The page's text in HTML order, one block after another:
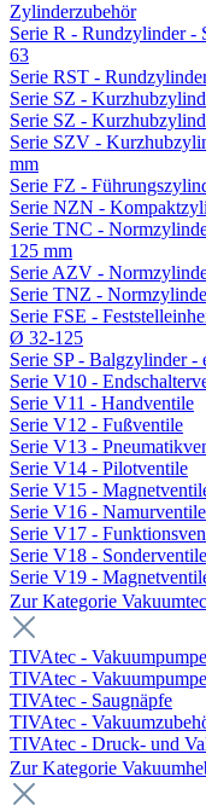
Zylinderzubehör
Serie R - Rundzylinder -
63
Serie RST -
Serie SZ -
Serie SZ -
Serie SZV -
mm
Serie FZ -
Serie NZN -
Serie TNC -
125 mm
Serie AZV -
Serie TNZ -
Serie FSE -
Ø 32-125
Serie SP - Balgzylinder -
Serie V10 -
Serie V11 - Handventile
Serie V12 - Fußventile
Serie V13 -
Serie V14 - Pilotventile
Serie V15 -
Serie V16 - Namurventile
Serie V17 -
Serie V18 - Sonderventile
Serie V19 -
Zur Kategorie
TIVAtec -
TIVAtec -
TIVAtec - Saugnäpfe
TIVAtec -
TIVAtec - Druck- und
Zur Kategorie